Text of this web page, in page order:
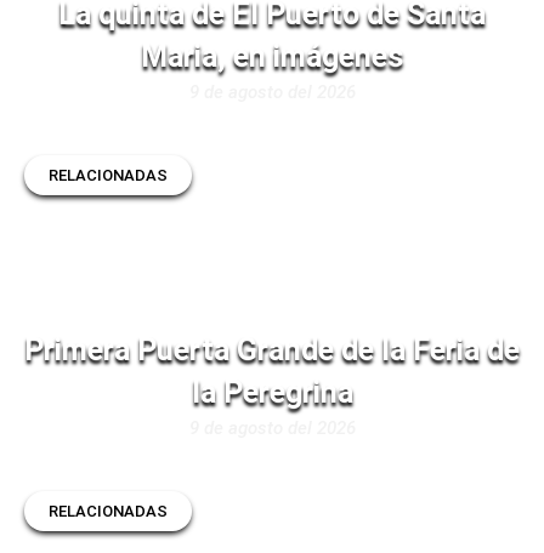
La quinta de El Puerto de Santa
Maria, en imágenes
RELACIONADAS
Primera Puerta Grande de la Feria de
la Peregrina
RELACIONADAS